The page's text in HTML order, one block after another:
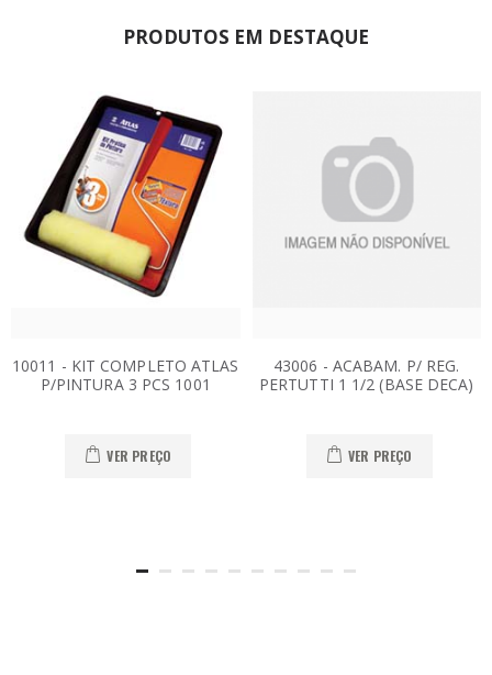
PRODUTOS EM DESTAQUE
10011 - KIT COMPLETO ATLAS
P/PINTURA 3 PCS 1001
VER PREÇO
43006 - ACABAM. P/ REG.
PERTUTTI 1 1/2 (BASE DECA)
VER PREÇO